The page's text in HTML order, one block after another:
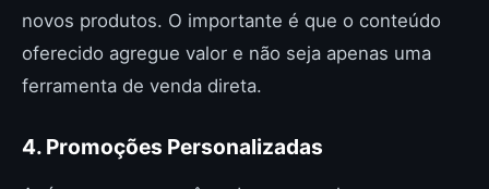
novos produtos. O importante é que o conteúdo
oferecido agregue valor e não seja apenas uma
ferramenta de venda direta.
4. Promoções Personalizadas